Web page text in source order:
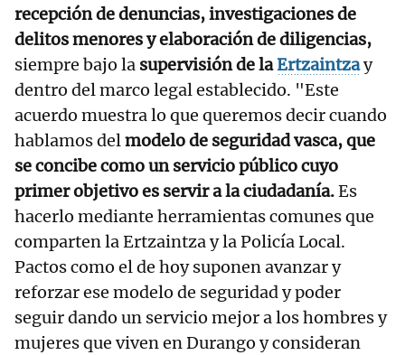
recepción de denuncias, investigaciones de
delitosmenores y elaboración de diligencias,
siempre bajo la supervisión de laErtzaintzay
dentro del marco legal establecido. "Este
acuerdo muestra lo que queremos decir cuando
hablamos delmodelo de seguridad vasca, que
se concibe como un servicio público cuyo
primer objetivo es servir a la ciudadanía.Es
hacerlo mediante herramientas comunes que
comparten la Ertzaintza y la Policía Local.
Pactos como el de hoy suponen avanzar y
reforzar ese modelo de seguridad y poder
seguir dando un servicio mejor a los hombres y
mujeres que viven en Durango y consideran